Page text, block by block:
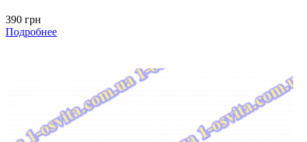
390 грн
Подробнее